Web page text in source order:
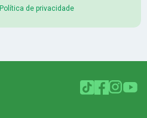
Política de privacidade